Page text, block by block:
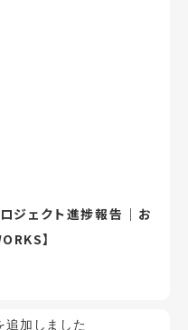
ジェクト進捗報告｜お
】